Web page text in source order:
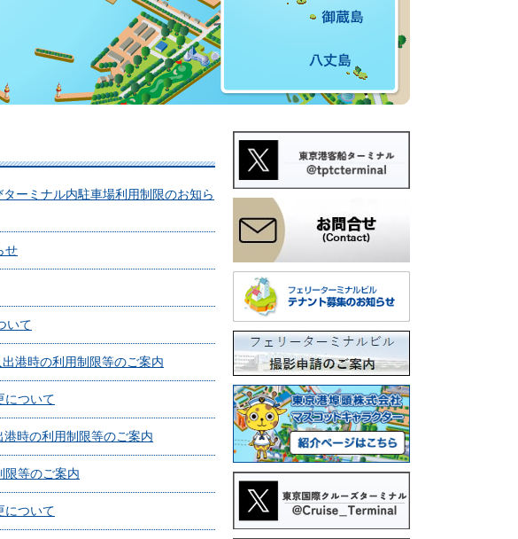
ーミナル内駐車場利用制限のお知ら
せ
いて
港時の利用制限等のご案内
について
時の利用制限等のご案内
限等のご案内
について